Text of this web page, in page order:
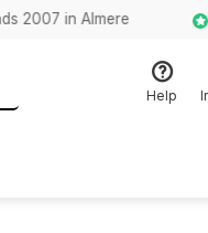
in Almere
Help